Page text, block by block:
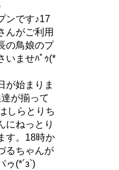
ンです♪17
んがご利用
の鳥娘のプ
いませﾊﾟｩ(*
が始まりま
が揃って
しらとりち
にねっとり
す。18時か
るちゃんが
ゥ(*´з`)